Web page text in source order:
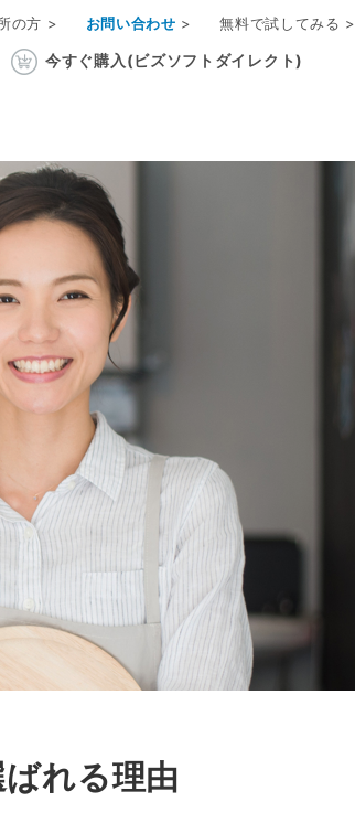
の方 > お問い合わせ > 無料で試してみる >
今すぐ購入(ビズソフトダイレクト)
れる理由